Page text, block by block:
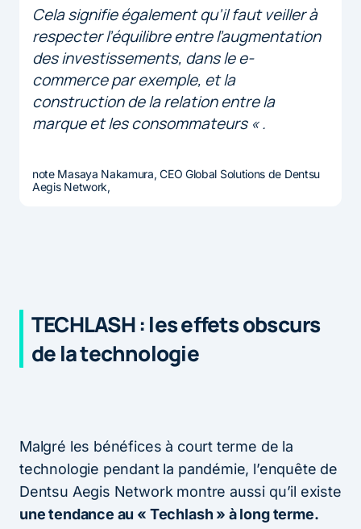
Cela signifie également qu’il faut veiller à
respecter l’équilibre entre l’augmentation
des investissements, dans le e-
commerce par exemple, et la
construction de la relation entre la
marque et les consommateurs « .
note Masaya Nakamura, CEO Global Solutions de Dentsu
Aegis Network,
TECHLASH : les effets obscurs
de la technologie
Malgré les bénéfices à court terme de la
technologie pendant la pandémie, l’enquête de
Dentsu Aegis Network montre aussi qu’il existe
une tendance au « Techlash » à long terme.